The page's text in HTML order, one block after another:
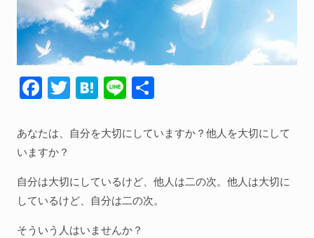
会社の仕事全般
会社の人間関係
退職関連
衣食住
気づき
F
e
b
o
o
k
T
itt
H
e
a
Li
e
あなたは、自分を大切にしていますか？他人を大切にして
いますか？
自分は大切にしているけど、他人は二の次。他人は大切に
しているけど、自分は二の次。
そういう人はいませんか？